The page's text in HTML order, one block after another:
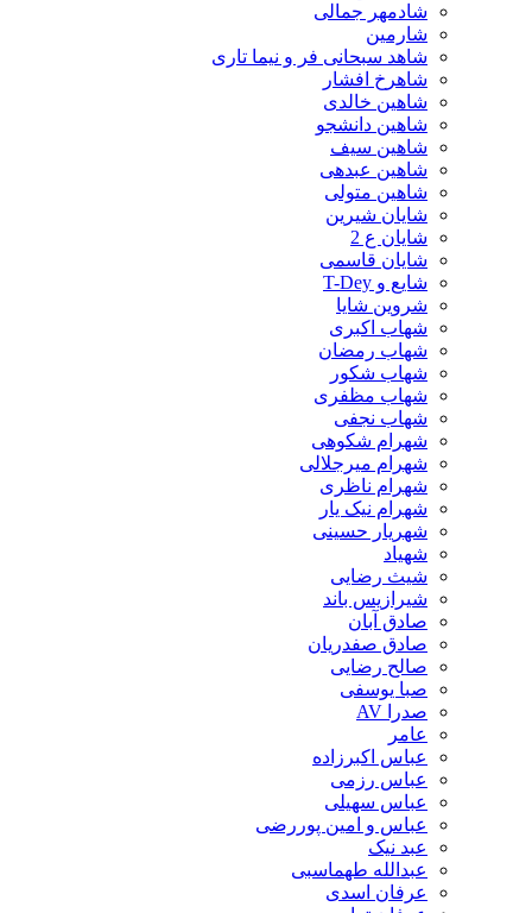
شادمهر جمالی
شارمین
شاهد سبحانی فر و نیما تاری
شاهرخ افشار
شاهین خالدی
شاهین دانشجو
شاهین سیف
شاهین عبدهی
شاهین متولی
شایان شیرین
شایان ع 2
شایان قاسمی
شایع و T-Dey
شروین شایا
شهاب اکبری
شهاب رمضان
شهاب شکور
شهاب مظفری
شهاب نجفی
شهرام شکوهی
شهرام میرجلالی
شهرام ناظری
شهرام نیک یار
شهریار حسینی
شهیاد
شیث رضایی
شیرازیس باند
صادق آبان
صادق صفدریان
صالح رضایی
صبا یوسفی
صدرا AV
عامر
عباس اکبرزاده
عباس رزمی
عباس سهیلی
عباس و امین پوررضی
عبد نیک
عبدالله طهماسبی‎
عرفان اسدی